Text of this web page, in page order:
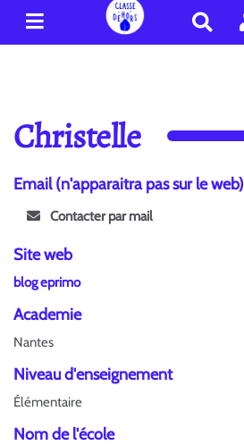
e
c
e
Christelle
Email (n'apparaitra pas sur le web)
Contacter par mail
Site web
blog eprimo
Academie
Nantes
Niveau d'enseignement
Élémentaire
Nom de l'école